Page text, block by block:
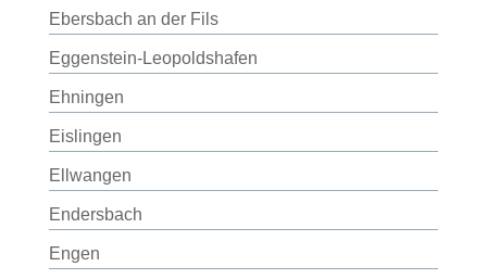
Ebersbach an der Fils
Eggenstein-Leopoldshafen
Ehningen
Eislingen
Ellwangen
Endersbach
Engen